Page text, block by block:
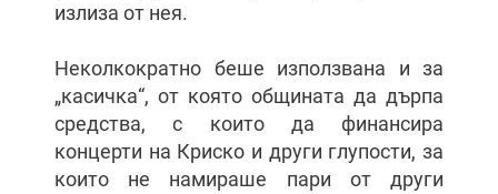
излиза от нея.
Неколкократно беше използвана и за
„касичка“, от която общината да дърпа
средства, с които да финансира
концерти на Криско и други глупости, за
които не намираше пари от други